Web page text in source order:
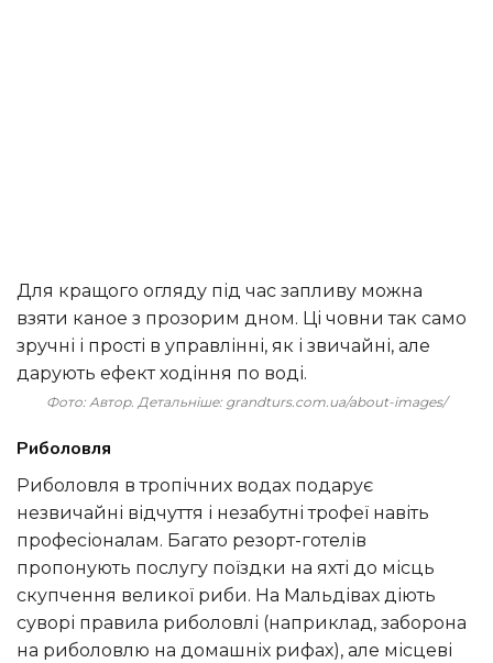
Для кращого огляду під час запливу можна
взяти каное з прозорим дном. Ці човни так само
зручні і прості в управлінні, як і звичайні, але
дарують ефект ходіння по воді.
Фото: Автор. Детальніше: grandturs.com.ua/about-images/
Риболовля
Риболовля в тропічних водах подарує
незвичайні відчуття і незабутні трофеї навіть
професіоналам. Багато резорт-готелів
пропонують послугу поїздки на яхті до місць
скупчення великої риби. На Мальдівах діють
суворі правила риболовлі (наприклад, заборона
на риболовлю на домашніх рифах), але місцеві